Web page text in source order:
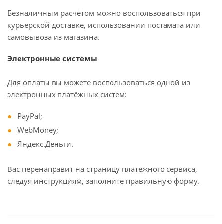
Безналичным расчётом можно воспользоваться при
курьерской доставке, использовании постамата или
самовывоза из магазина.
Электронные системы
Для оплаты вы можете воспользоваться одной из
электронных платёжных систем:
PayPal;
WebMoney;
Яндекс.Деньги.
Вас перенаправит на страницу платежного сервиса,
следуя инструкциям, заполните правильную форму.